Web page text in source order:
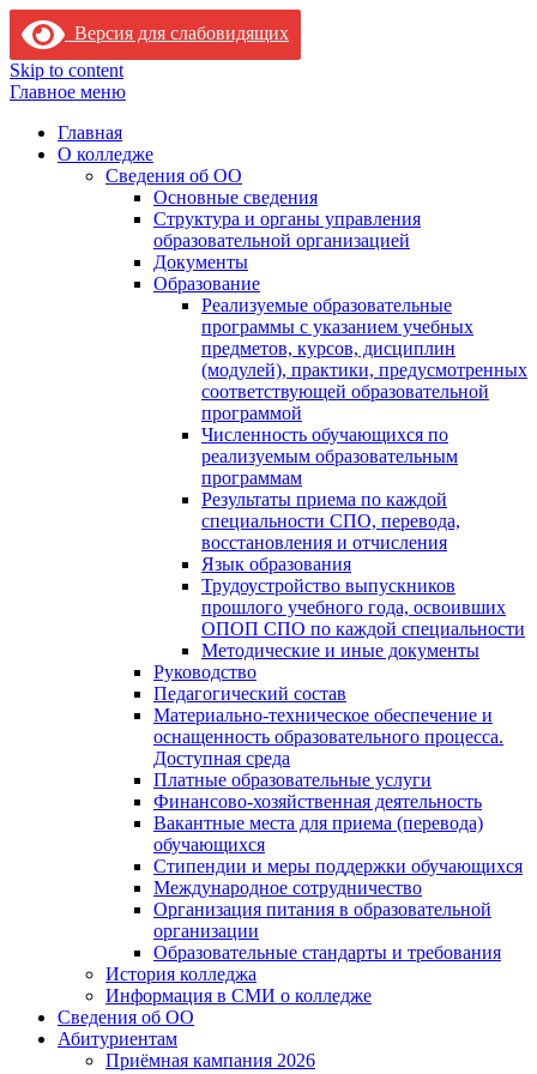
Версия для слабовидящих
Skip to content
Главное меню
Главная
О колледже
Сведения об ОО
Основные сведения
Структура и органы управления
образовательной организацией
Документы
Образование
Реализуемые образовательные
программы с указанием учебных
предметов, курсов, дисциплин
(модулей), практики, предусмотренных
соответствующей образовательной
программой
Численность обучающихся по
реализуемым образовательным
программам
Результаты приема по каждой
специальности СПО, перевода,
восстановления и отчисления
Язык образования
Трудоустройство выпускников
прошлого учебного года, освоивших
ОПОП СПО по каждой специальности
Методические и иные документы
Руководство
Педагогический состав
Материально-техническое обеспечение и
оснащенность образовательного процесса.
Доступная среда
Платные образовательные услуги
Финансово-хозяйственная деятельность
Вакантные места для приема (перевода)
обучающихся
Стипендии и меры поддержки обучающихся
Международное сотрудничество
Организация питания в образовательной
организации
Образовательные стандарты и требования
История колледжа
Информация в СМИ о колледже
Сведения об ОО
Абитуриентам
Приёмная кампания 2026